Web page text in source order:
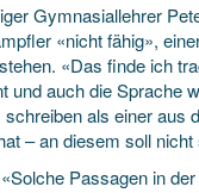
Gymnasiallehrer
«nicht fähig»,
«Das finde ich
auch die Sprache
als einer aus
– an diesem soll
Passagen in